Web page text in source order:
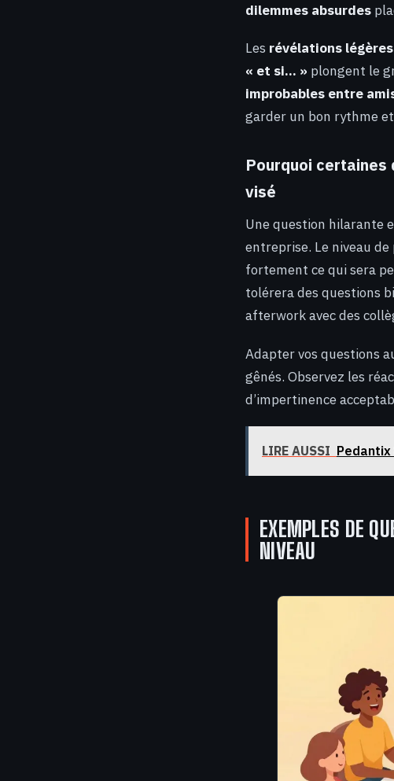
dilemmes absurdes
Les révélations légères
« et si… » plongent le
improbables entre
garder un bon rythme
Pourquoi certaines
visé
Une question hilarante
entreprise. Le niveau
fortement ce qui sera
tolérera des questions
afterwork avec des
Adapter vos questions
gênés. Observez les
d’impertinence
LIRE AUSSI
EXEMPLES DE
NIVEAU